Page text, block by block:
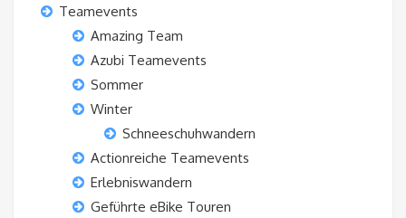
Teamevents
Amazing Team
Azubi Teamevents
Sommer
Winter
Schneeschuhwandern
Actionreiche Teamevents
Erlebniswandern
Geführte eBike Touren